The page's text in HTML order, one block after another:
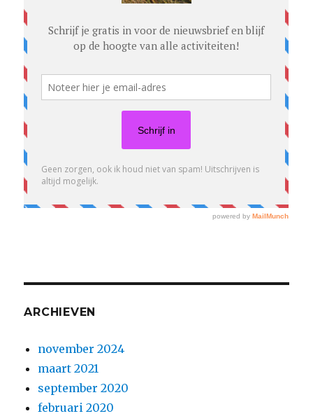
ARCHIEVEN
november 2024
maart 2021
september 2020
februari 2020